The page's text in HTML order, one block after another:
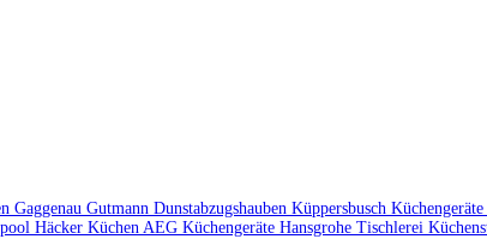
Gaggenau Gutmann Dunstabzugshauben Küppersbusch Küchengeräte
Häcker Küchen AEG Küchengeräte Hansgrohe Tischlerei